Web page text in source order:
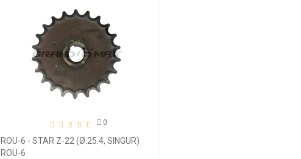
0
ROU-6 - STAR Z-22 (Ø.25.4, SINGUR)
ROU-6